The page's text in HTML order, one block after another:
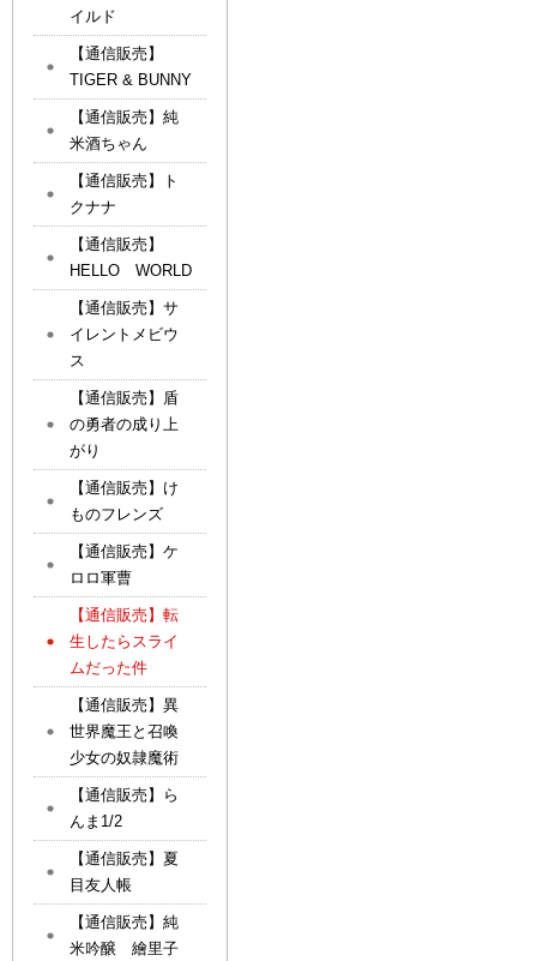
イルド
【通信販売】
TIGER & BUNNY
【通信販売】純
米酒ちゃん
【通信販売】ト
クナナ
【通信販売】
HELLO WORLD
【通信販売】サ
イレントメビウ
ス
【通信販売】盾
の勇者の成り上
がり
【通信販売】け
ものフレンズ
【通信販売】ケ
ロロ軍曹
【通信販売】転
生したらスライ
ムだった件
【通信販売】異
世界魔王と召喚
少女の奴隷魔術
【通信販売】ら
んま1/2
【通信販売】夏
目友人帳
【通信販売】純
米吟醸 繪里子